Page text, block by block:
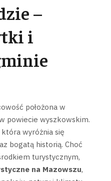
–
i
położona w
powiecie wyszkowskim.
wyróżnia się
bogatą historią. Choć
turystycznym,
na Mazowszu,